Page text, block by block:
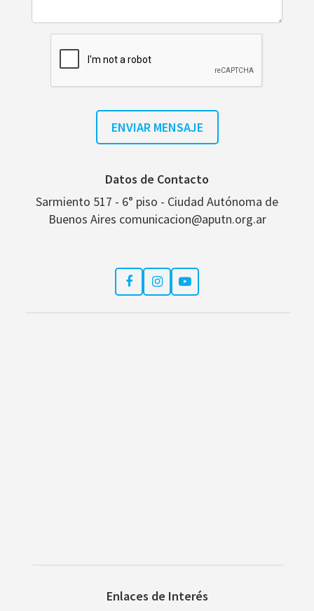
Datos de Contacto
Sarmiento 517 - 6° piso - Ciudad Autónoma de
Buenos Aires comunicacion@aputn.org.ar
Enlaces de Interés